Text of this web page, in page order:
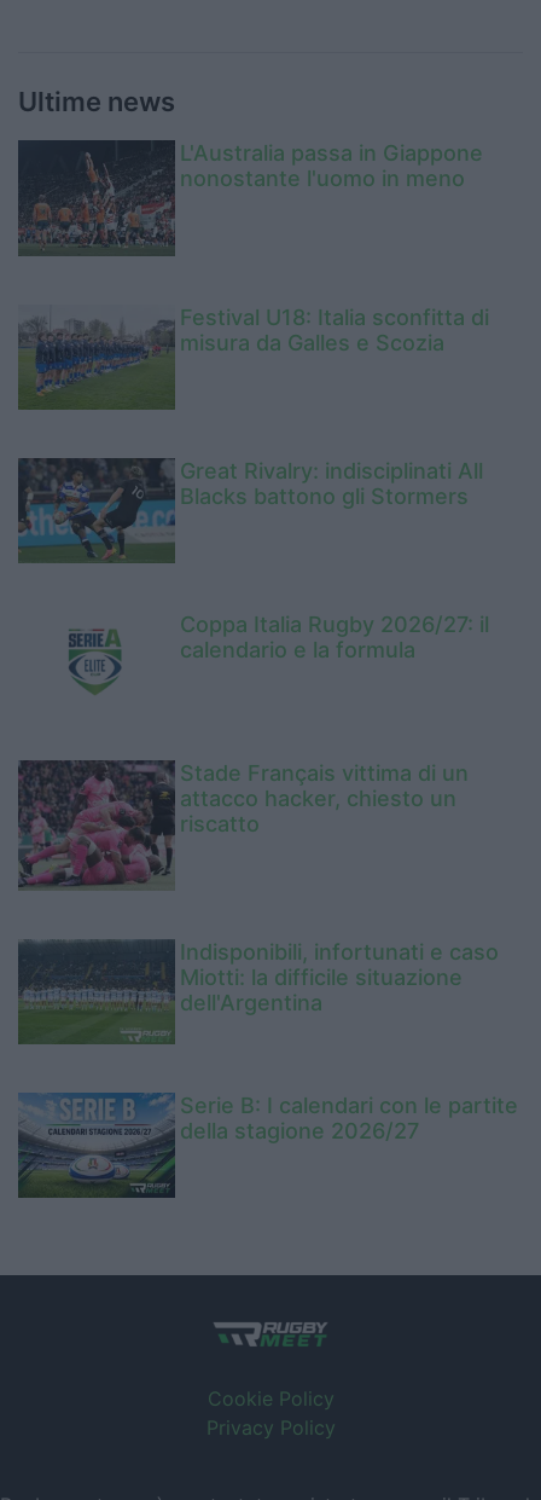
Ultime news
L'Australia passa in Giappone
nonostante l'uomo in meno
Festival U18: Italia sconfitta di
misura da Galles e Scozia
Great Rivalry: indisciplinati All
Blacks battono gli Stormers
Coppa Italia Rugby 2026/27: il
calendario e la formula
Stade Français vittima di un
attacco hacker, chiesto un
riscatto
Indisponibili, infortunati e caso
Miotti: la difficile situazione
dell'Argentina
Serie B: I calendari con le partite
della stagione 2026/27
Cookie Policy
Privacy Policy